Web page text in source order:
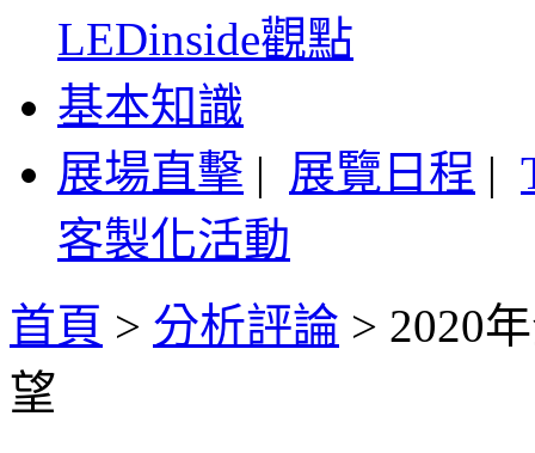
LEDinside觀點
基本知識
展場直擊 | 展覽日程 |
客製化活動
首頁 > 分析評論 > 2020
望